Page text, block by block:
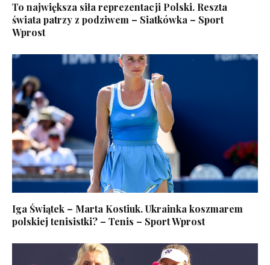
To największa siła reprezentacji Polski. Reszta
świata patrzy z podziwem – Siatkówka – Sport
Wprost
Iga Świątek – Marta Kostiuk. Ukrainka koszmarem
polskiej tenisistki? – Tenis – Sport Wprost